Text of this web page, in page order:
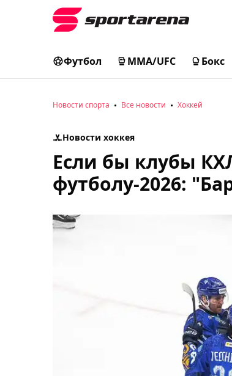
Футбол MMA/UFC Бокс
Новости спорта Все новости Хоккей
Новости хоккея
Если бы клубы
футболу-2026: